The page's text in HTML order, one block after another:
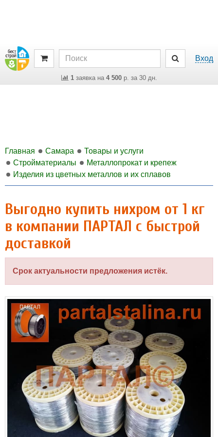
Вход
1заявка на 4 500р. за 30 дн.
Главная Самара
Товары и услуги
Стройматериалы
Металлопрокат и крепеж
Изделия из цветных металлов и их сплавов
Выгодно купить нихром от 1 кг
в компании ПАРТАЛ с быстрой
доставкой
Срок актуальности предложения истёк.